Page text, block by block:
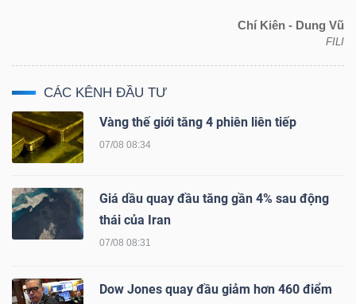
Chí Kiên - Dung Vũ
FILI
CÁC KÊNH ĐẦU TƯ
Vàng thế giới tăng 4 phiên liên tiếp
07/08 08:34
Giá dầu quay đầu tăng gần 4% sau động
thái của Iran
07/08 08:31
Dow Jones quay đầu giảm hơn 460 điểm
TIỆN
ÍCH
BẤT
SẢN